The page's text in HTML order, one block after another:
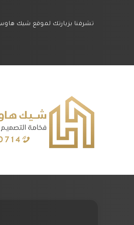
تشرفنا بزيارتك لموقع شيك هاوس